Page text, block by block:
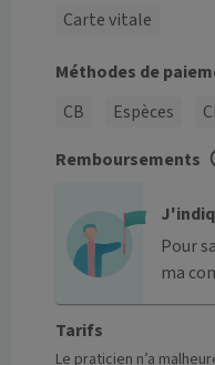
Carte vitale
Méthodes de
CB
Espèces
Remboursements
Pour
ma
Tarifs
Le praticien n’a